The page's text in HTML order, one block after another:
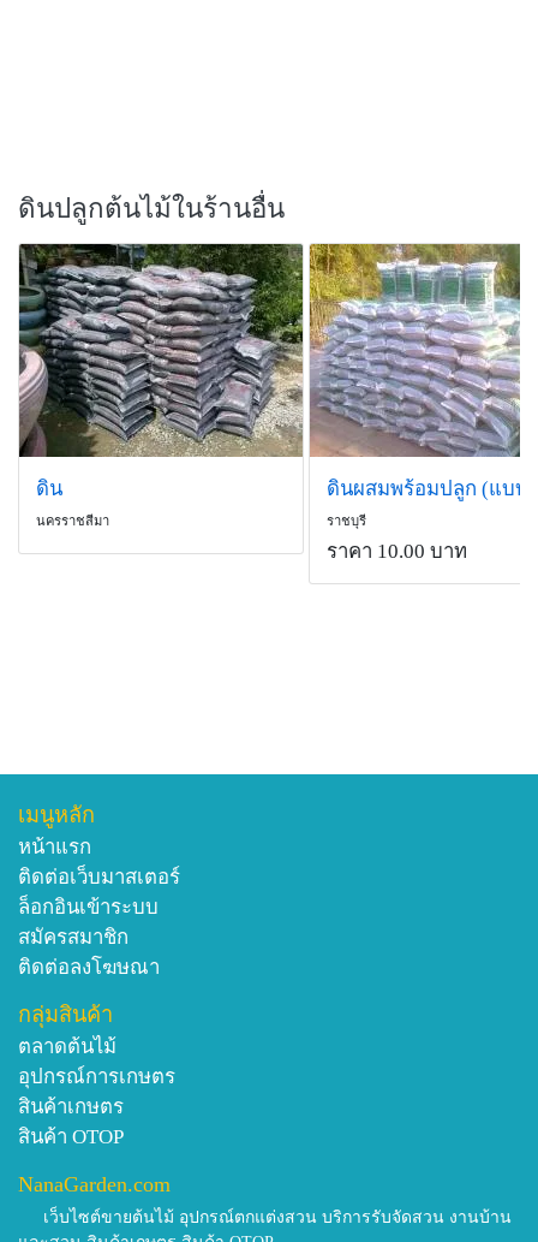
ดินปลูกต้นไม้ในร้านอื่น
ดิน
นครราชสีมา ราชบุรี
ราคา 10.00 บาท
เมนูหลัก
หน้าแรก
ติดต่อเว็บมาสเตอร์
ล็อกอินเข้าระบบ
สมัครสมาชิก
ติดต่อลงโฆษณา
กลุ่มสินค้า
ตลาดต้นไม้
อุปกรณ์การเกษตร
สินค้าเกษตร
สินค้า OTOP
NanaGarden.com
เว็บไซต์ขายต้นไม้ อุปกรณ์ตกแต่งสวน บริการรับจัดสวน งานบ้าน